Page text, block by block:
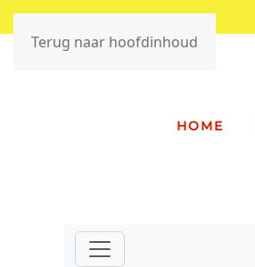
Terug naar hoofdinhoud
HOME